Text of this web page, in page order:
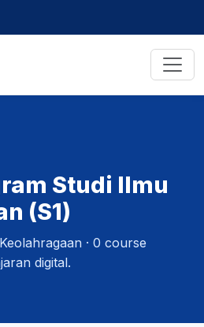
Studi Ilmu
(S1)
· 0 course
digital.